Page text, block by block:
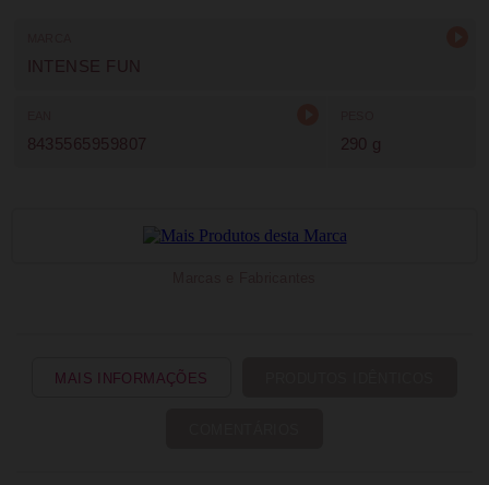
INTENSE FUN
8435565959807 290 g
MAIS INFORMAÇÕES